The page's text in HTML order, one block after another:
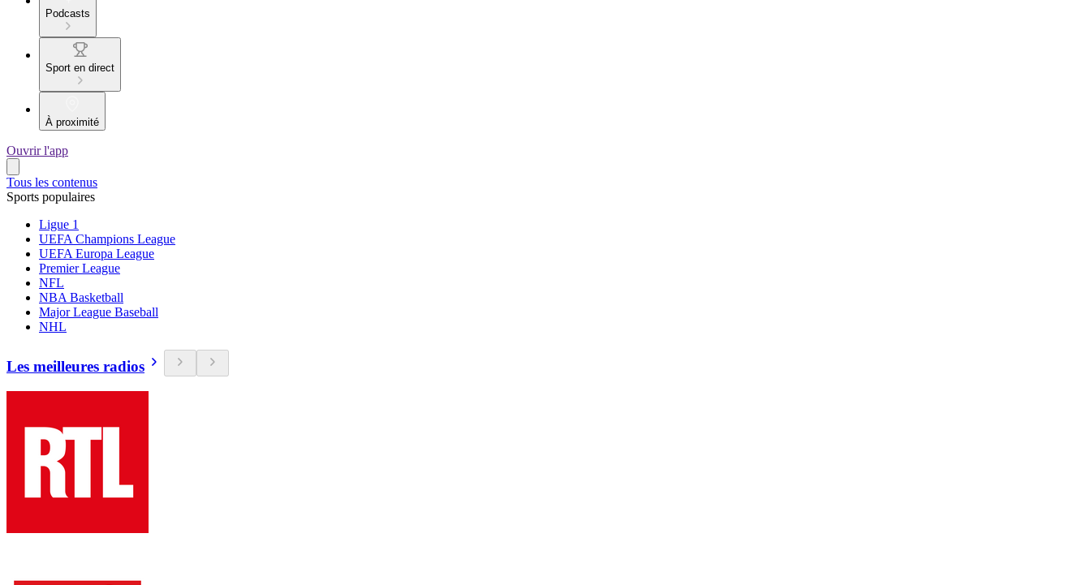
Podcasts
Sport en direct
À proximité
Ouvrir l'app
Tous les contenus
Sports populaires
Ligue 1
UEFA Champions League
UEFA Europa League
Premier League
NFL
NBA Basketball
Major League Baseball
NHL
Les meilleures radios